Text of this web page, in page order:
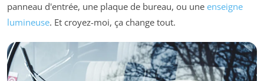
panneau d'entrée, une plaque de bureau, ou une enseigne
lumineuse. Et croyez-moi, ça change tout.